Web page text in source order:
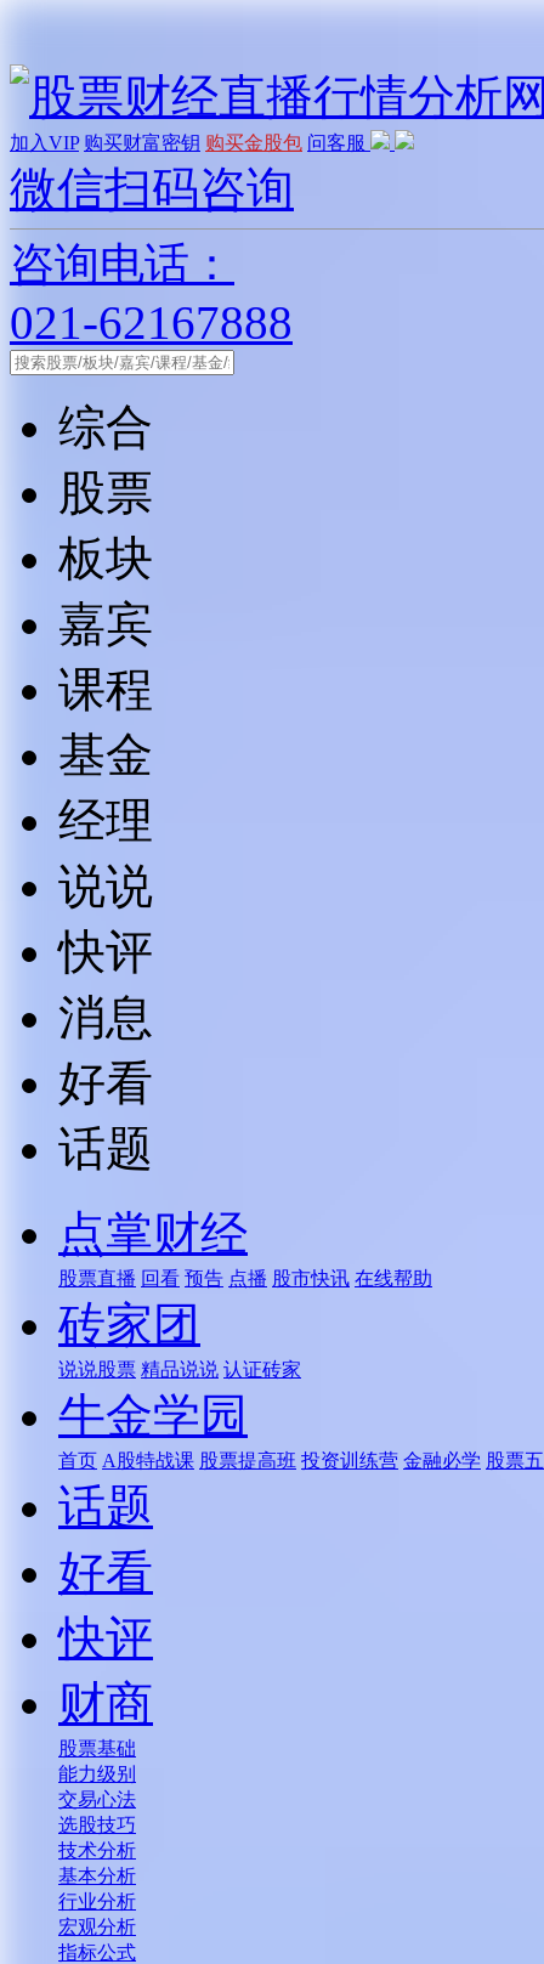
加入VIP 购买财富密钥 购买金股包 问客服
微信扫码咨询
咨询电话：
021-62167888
综合
股票
板块
嘉宾
课程
基金
经理
说说
快评
消息
好看
话题
点掌财经
股票直播 回看 预告 点播 股市快讯 在线帮助
砖家团
说说股票 精品说说 认证砖家
牛金学园
首页 A股特战课 股票提高班 投资训练营 金融必学 股票
话题
好看
快评
财商
股票基础
能力级别
交易心法
选股技巧
技术分析
基本分析
行业分析
宏观分析
指标公式